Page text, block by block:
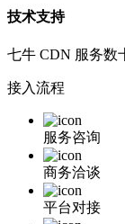
技术支持
七牛 CDN 服务数
接入流程
服务咨询
商务洽谈
平台对接